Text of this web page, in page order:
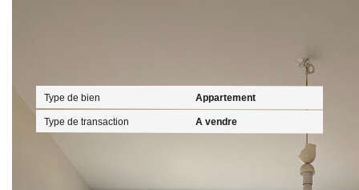
Type de bien Appartement
Type de transaction A vendre